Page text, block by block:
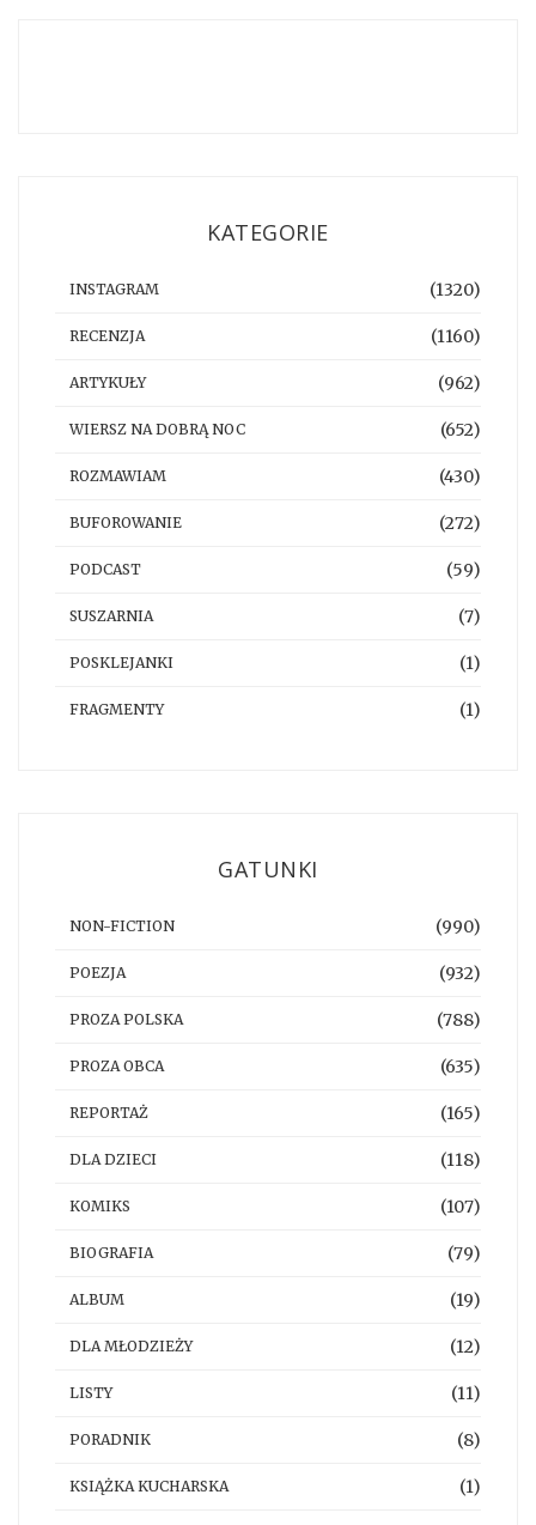
KATEGORIE
INSTAGRAM (1320)
RECENZJA (1160)
ARTYKUŁY (962)
WIERSZ NA DOBRĄ NOC (652)
ROZMAWIAM (430)
BUFOROWANIE (272)
PODCAST (59)
SUSZARNIA (7)
POSKLEJANKI (1)
FRAGMENTY (1)
GATUNKI
NON-FICTION (990)
POEZJA (932)
PROZA POLSKA (788)
PROZA OBCA (635)
REPORTAŻ (165)
DLA DZIECI (118)
KOMIKS (107)
BIOGRAFIA (79)
ALBUM (19)
DLA MŁODZIEŻY (12)
LISTY (11)
PORADNIK (8)
KSIĄŻKA KUCHARSKA (1)